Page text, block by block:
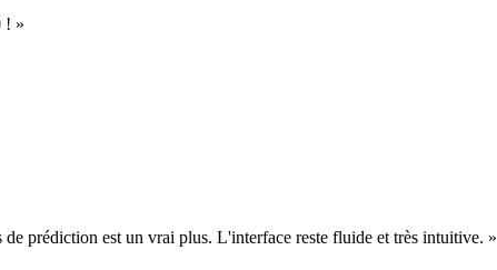
! »
prédiction est un vrai plus. L'interface reste fluide et très intuitive. »